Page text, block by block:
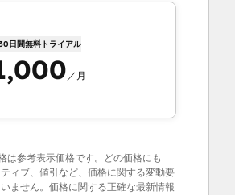
日間無料トライアル
／月
は参考表示価格です。どの価格にも
ィブ、値引など、価格に関する変動要
ません。価格に関する正確な最新情報